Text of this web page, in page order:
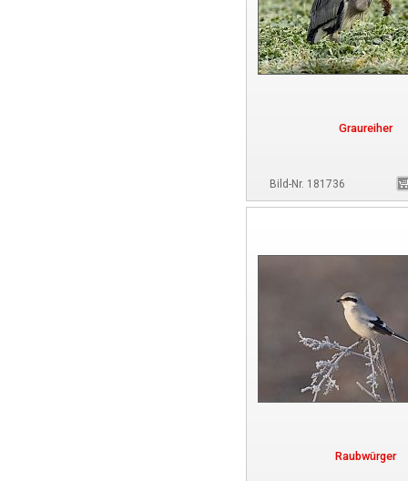
Graureiher
Bild-Nr. 181736
Raubwürger